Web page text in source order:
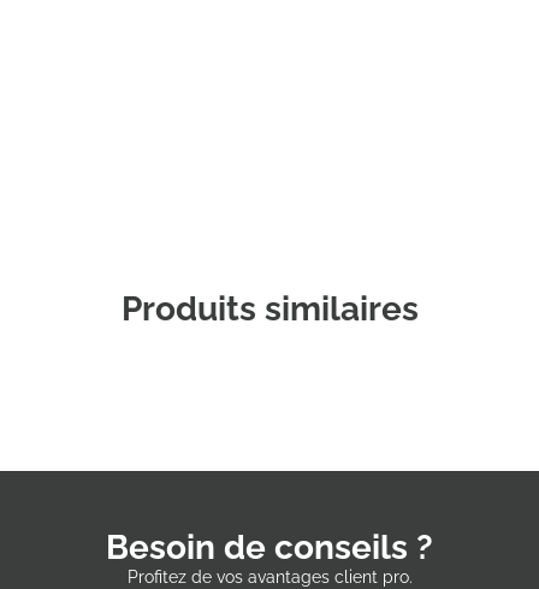
Produits similaires
Besoin de conseils ?
Profitez de vos avantages client pro.